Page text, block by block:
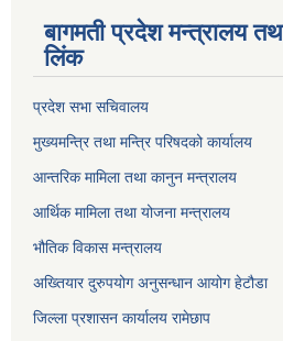
बागमती प्रदेश मन्त्रालय
लिंक
प्रदेश सभा सचिवालय
मुख्यमन्त्रि तथा मन्त्रि परिषदको कार्यालय
आन्तरिक मामिला तथा कानुन मन्त्रालय
आर्थिक मामिला तथा योजना मन्त्रालय
भौतिक विकास मन्त्रालय
अख्तियार दुरुपयोग अनुसन्धान आयोग हेटौडा
जिल्ला प्रशासन कार्यालय रामेछाप